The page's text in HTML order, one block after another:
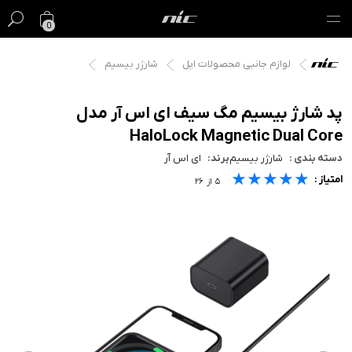
0
گیفت کارت
فروش ویژه
مک
آیفون
اپل واچ
لوازم جانبی
لوازم جانبی محصولات اپل شارژر بیسیم
پد شارژ بیسیم مگ سیف ای اس آر مدل
HaloLock Magnetic Dual Core
دسته بندی : شارژر بیسیمبرند: ای اس آر
امتیاز : ★★★★★
★★★★★
★★★★★ ۵ از ۲۶